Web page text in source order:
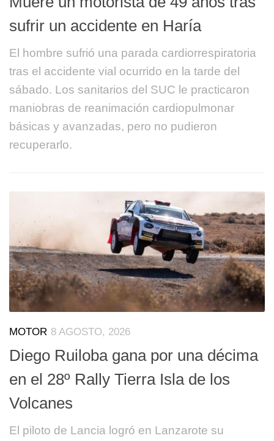
sufrir un accidente en Haría
El hombre sufrió una parada cardiorrespiratoria
tras el accidente vial ocurrido en la tarde del
sábado. Los sanitarios del SUC le practicaron
maniobras de reanimación cardiopulmonar
básicas y avanzadas, pero no pudieron
recuperarlo.
MOTOR 8 AGOSTO, 2026
Diego Ruiloba gana por una décima
en el 28º Rally Tierra Isla de los
Volcanes
El piloto de Lancia logró en Lanzarote su